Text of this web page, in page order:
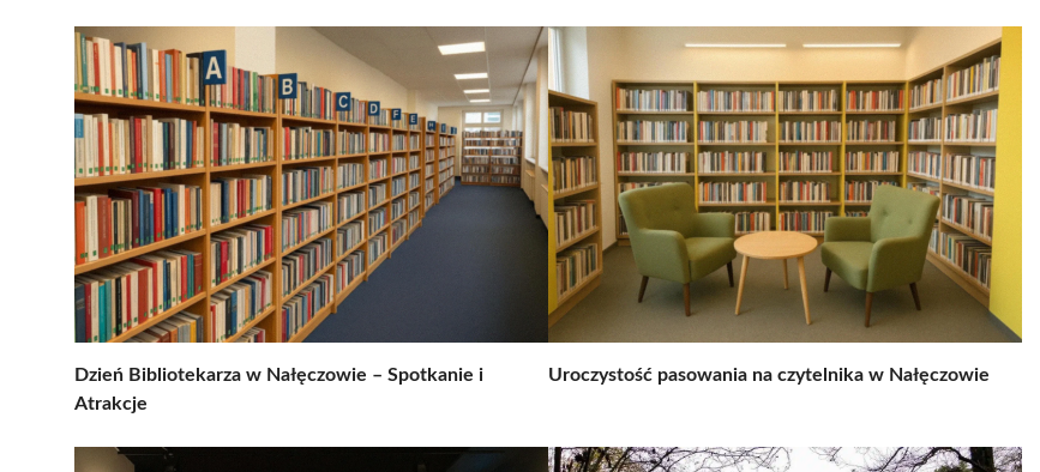
Dzień Bibliotekarza w Nałęczowie – Spotkanie i
Atrakcje
Uroczystość pasowania na czytelnika w Nałęczowie